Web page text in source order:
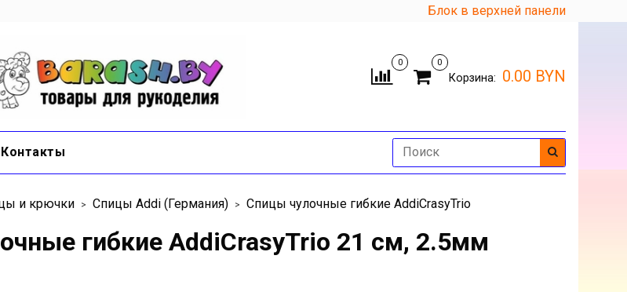
Блок в верхней панели
0 0
Корзина: 0.00 BYN
Контакты
и крючки Спицы Addi (Германия) Спицы чулочные гибкие AddiCrasyTrio
гибкие AddiCrasyTrio 21 см, 2.5мм